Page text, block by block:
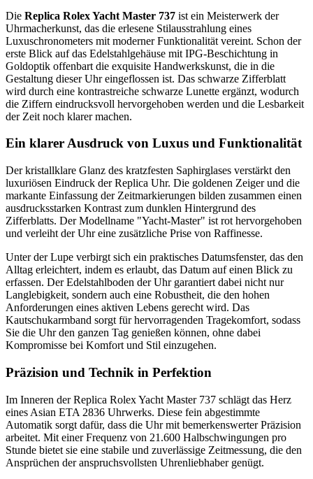
Die Replica Rolex Yacht Master 737 ist ein Meisterwerk der
Uhrmacherkunst, das die erlesene Stilausstrahlung eines
Luxuschronometers mit moderner Funktionalität vereint. Schon der
erste Blick auf das Edelstahlgehäuse mit IPG-Beschichtung in
Goldoptik offenbart die exquisite Handwerkskunst, die in die
Gestaltung dieser Uhr eingeflossen ist. Das schwarze Zifferblatt
wird durch eine kontrastreiche schwarze Lunette ergänzt, wodurch
die Ziffern eindrucksvoll hervorgehoben werden und die Lesbarkeit
der Zeit noch klarer machen.
Ein klarer Ausdruck von Luxus und Funktionalität
Der kristallklare Glanz des kratzfesten Saphirglases verstärkt den
luxuriösen Eindruck der Replica Uhr. Die goldenen Zeiger und die
markante Einfassung der Zeitmarkierungen bilden zusammen einen
ausdrucksstarken Kontrast zum dunklen Hintergrund des
Zifferblatts. Der Modellname "Yacht-Master" ist rot hervorgehoben
und verleiht der Uhr eine zusätzliche Prise von Raffinesse.
Unter der Lupe verbirgt sich ein praktisches Datumsfenster, das den
Alltag erleichtert, indem es erlaubt, das Datum auf einen Blick zu
erfassen. Der Edelstahlboden der Uhr garantiert dabei nicht nur
Langlebigkeit, sondern auch eine Robustheit, die den hohen
Anforderungen eines aktiven Lebens gerecht wird. Das
Kautschukarmband sorgt für hervorragenden Tragekomfort, sodass
Sie die Uhr den ganzen Tag genießen können, ohne dabei
Kompromisse bei Komfort und Stil einzugehen.
Präzision und Technik in Perfektion
Im Inneren der Replica Rolex Yacht Master 737 schlägt das Herz
eines Asian ETA 2836 Uhrwerks. Diese fein abgestimmte
Automatik sorgt dafür, dass die Uhr mit bemerkenswerter Präzision
arbeitet. Mit einer Frequenz von 21.600 Halbschwingungen pro
Stunde bietet sie eine stabile und zuverlässige Zeitmessung, die den
Ansprüchen der anspruchsvollsten Uhrenliebhaber genügt.